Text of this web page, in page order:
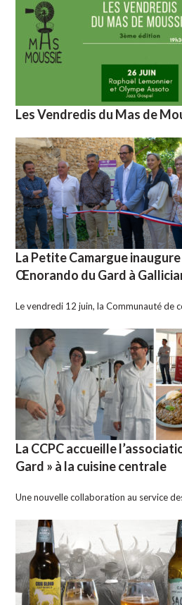
Les Vendredis du Mas de
La Petite Camargue
Œnorando du Gard à
Le vendredi 12 juin, la Communauté de
La CCPC accueille
Gard » à la cuisine centrale
Une nouvelle collaboration au service